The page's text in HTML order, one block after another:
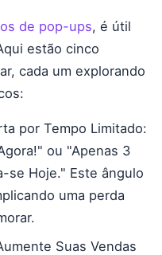
de pop-ups, é útil
estão cinco
cada um explorando
por Tempo Limitado:
ou "Apenas 3
se Hoje." Este ângulo
uma perda
Suas Vendas